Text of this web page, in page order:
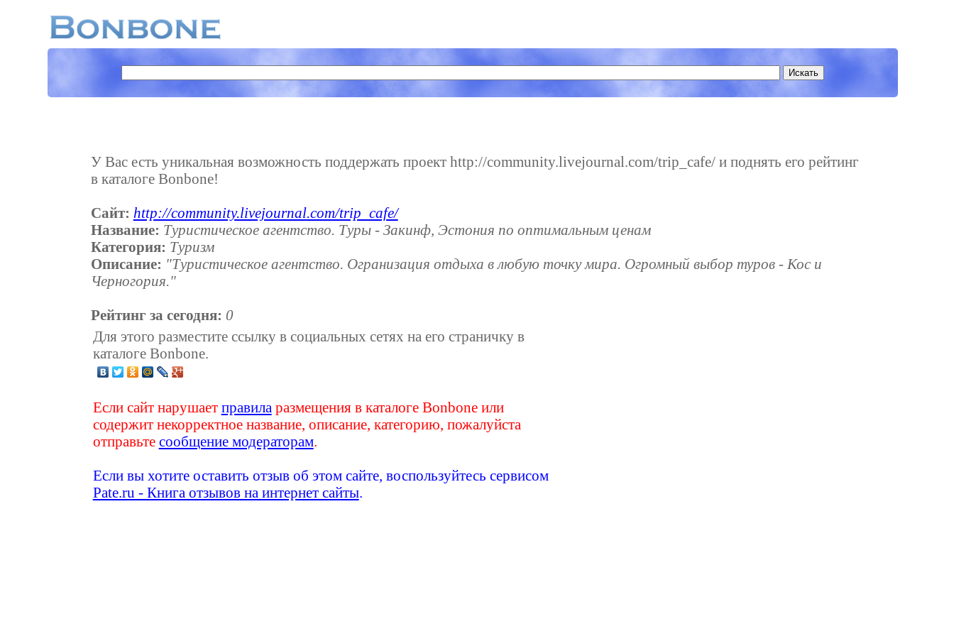
У Вас есть уникальная возможность поддержать проект http://community.livejournal.com/trip_cafe/ и поднять его рейтинг
в каталоге Bonbone!
Сайт: http://community.livejournal.com/trip_cafe/
Название: Туристическое агентство. Туры - Закинф, Эстония по оптимальным ценам
Категория: Туризм
Описание: "Туристическое агентство. Огранизация отдыха в любую точку мира. Огромный выбор туров - Кос и
Черногория."
Рейтинг за сегодня: 0
Для этого разместите ссылку в социальных сетях на его страничку в
каталоге Bonbone.
Если сайт нарушает правила размещения в каталоге Bonbone или
содержит некорректное название, описание, категорию, пожалуйста
отправьте сообщение модераторам.
Если вы хотите оставить отзыв об этом сайте, воспользуйтесь сервисом
Pate.ru - Книга отзывов на интернет сайты.